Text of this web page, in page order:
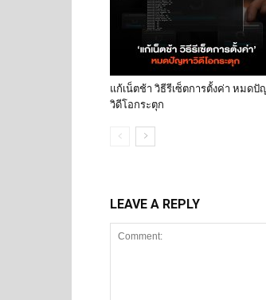
แก้เน็ตช้า วิธีรีเซ็ตการตั้งค่า หมดปั
วิดีโอกระตุก
LEAVE A REPLY